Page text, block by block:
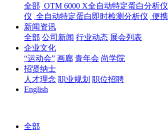
全部 OTM 6000 X全自动特定蛋白分析仪
仪 全自动特定蛋白即时检测分析仪 便
新闻资讯
全部 公司新闻 行业动态 展会列表
企业文化
“运动会” 画廊 青年会 尚学院
招贤纳士
人才理念 职业规划 职位招聘
English
全部